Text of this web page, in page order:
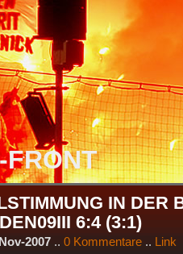
FRONT
IN DER
6:4 (3:1)
2007 .. 0 Kommentare .. Link